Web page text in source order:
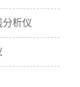
分析仪